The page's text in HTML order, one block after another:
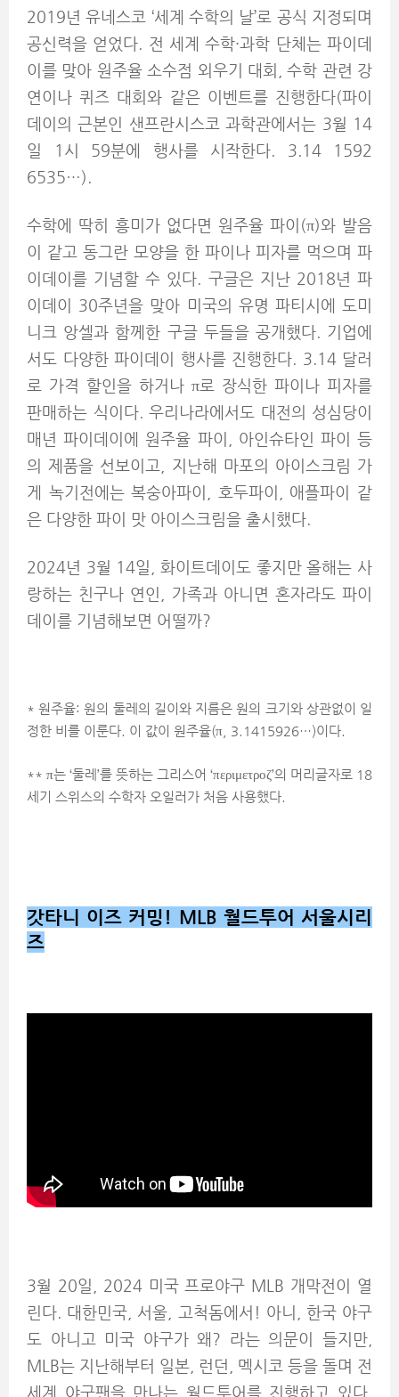
2019년 유네스코 ‘세계 수학의 날’로 공식 지정되며
공신력을 얻었다. 전 세계 수학·과학 단체는 파이데
이를 맞아 원주율 소수점 외우기 대회, 수학 관련 강
연이나 퀴즈 대회와 같은 이벤트를 진행한다(파이
데이의 근본인 샌프란시스코 과학관에서는 3월 14
일 1시 59분에 행사를 시작한다. 3.14 1592
6535…).
수학에 딱히 흥미가 없다면 원주율 파이(π)와 발음
이 같고 동그란 모양을 한 파이나 피자를 먹으며 파
이데이를 기념할 수 있다. 구글은 지난 2018년 파
이데이 30주년을 맞아 미국의 유명 파티시에 도미
니크 앙셀과 함께한 구글 두들을 공개했다. 기업에
서도 다양한 파이데이 행사를 진행한다. 3.14 달러
로 가격 할인을 하거나 π로 장식한 파이나 피자를
판매하는 식이다. 우리나라에서도 대전의 성심당이
매년 파이데이에 원주율 파이, 아인슈타인 파이 등
의 제품을 선보이고, 지난해 마포의 아이스크림 가
게 녹기전에는 복숭아파이, 호두파이, 애플파이 같
은 다양한 파이 맛 아이스크림을 출시했다.
2024년 3월 14일, 화이트데이도 좋지만 올해는 사
랑하는 친구나 연인, 가족과 아니면 혼자라도 파이
데이를 기념해보면 어떨까?
* 원주율: 원의 둘레의 길이와 지름은 원의 크기와 상관없이 일
정한 비를 이룬다. 이 값이 원주율(π, 3.1415926…)이다.
** π는 ‘둘레’를 뜻하는 그리스어 ‘περιμετροζ’의 머리글자로 18
세기 스위스의 수학자 오일러가 처음 사용했다.
갓타니 이즈 커밍! MLB 월드투어 서울시리
즈
3월 20일, 2024 미국 프로야구 MLB 개막전이 열
린다. 대한민국, 서울, 고척돔에서! 아니, 한국 야구
도 아니고 미국 야구가 왜? 라는 의문이 들지만,
MLB는 지난해부터 일본, 런던, 멕시코 등을 돌며 전
세계 야구팬을 만나는 월드투어를 진행하고 있다.